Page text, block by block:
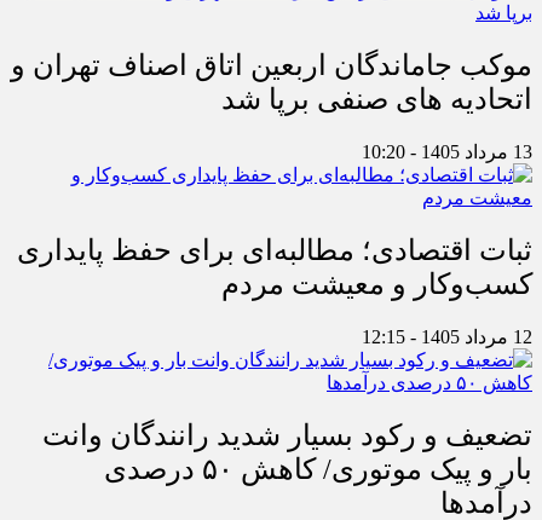
موکب جاماندگان اربعین اتاق اصناف تهران و
اتحادیه های صنفی برپا شد
13 مرداد 1405 - 10:20
ثبات اقتصادی؛ مطالبه‌ای برای حفظ پایداری
کسب‌وکار و معیشت مردم
12 مرداد 1405 - 12:15
تضعیف و رکود بسیار شدید رانندگان وانت
بار و پیک موتوری/ کاهش ۵۰ درصدی
درآمدها